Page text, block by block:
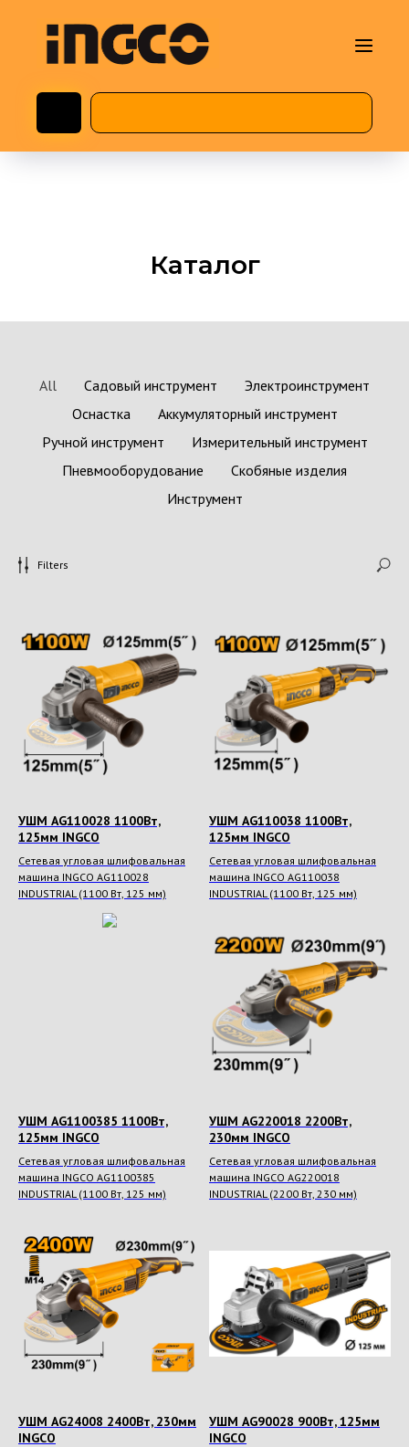
Каталог
All Садовый инструмент
Электроинструмент
Оснастка
Аккумуляторный инструмент
Ручной инструмент
Измерительный инструмент
Пневмооборудование
Скобяные изделия
Инструмент
Filters
УШМ AG110028 1100Вт,
125мм INGCO
Сетевая угловая шлифовальная
машина INGCO AG110028
INDUSTRIAL (1100 Вт, 125 мм)
УШМ AG110038 1100Вт,
125мм INGCO
Сетевая угловая шлифовальная
машина INGCO AG110038
INDUSTRIAL (1100 Вт, 125 мм)
УШМ AG1100385 1100Вт,
125мм INGCO
Сетевая угловая шлифовальная
машина INGCO AG1100385
INDUSTRIAL (1100 Вт, 125 мм)
УШМ AG220018 2200Вт,
230мм INGCO
Сетевая угловая шлифовальная
машина INGCO AG220018
INDUSTRIAL (2200 Вт, 230 мм)
УШМ AG24008 2400Вт, 230мм
INGCO
УШМ AG90028 900Вт, 125мм
INGCO